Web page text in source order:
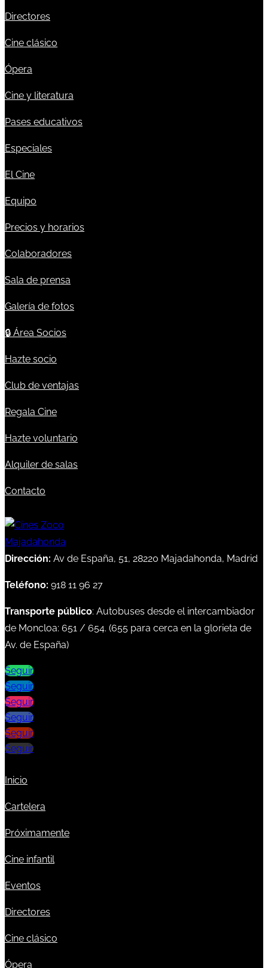
Directores
Cine clásico
Ópera
Cine y literatura
Pases educativos
Especiales
El Cine
Equipo
Precios y horarios
Colaboradores
Sala de prensa
Galería de fotos
🔒 Área Socios
Hazte socio
Club de ventajas
Regala Cine
Hazte voluntario
Alquiler de salas
Contacto
Dirección: Av de España, 51, 28220 Majadahonda, Madrid
Teléfono: 918 11 96 27
Transporte público: Autobuses desde el intercambiador
de Moncloa: 651 / 654. (655 para cerca en la glorieta de
Av. de España)
Seguir
Seguir
Seguir
Seguir
Seguir
Seguir
Inicio
Cartelera
Próximamente
Cine infantil
Eventos
Directores
Cine clásico
Ópera